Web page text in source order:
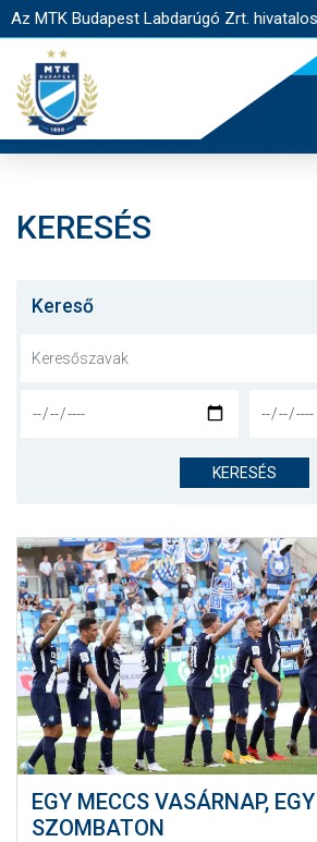
Az MTK Budapest Labdarúgó Zrt.
JEGYÉRTÉKESÍTÉS
NYITÓLAP
CSAPATOK
KLUB
GALÉRIA
SZURKOLÓI
AKKREDITÁCIÓ
KERESÉS
Kereső
KERESÉS
EGY MECCS VASÁRNAP,
SZOMBATON